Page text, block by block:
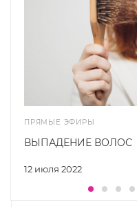
ПРЯМЫЕ ЭФИРЫ
12 июля 2022
ВЫПАДЕНИЕ ВОЛОС